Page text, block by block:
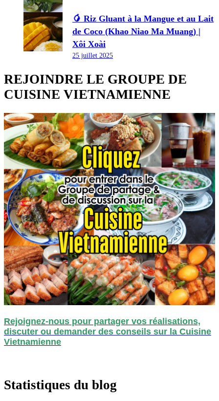
🥭 Riz Gluant à la Mangue et au Lait
de Coco (Khao Niao Ma Muang) |
Xôi Xoài
25 juillet 2025
REJOINDRE LE GROUPE DE
CUISINE VIETNAMIENNE
Rejoignez-nous pour partager vos réalisations,
discuter ou demander des conseils sur la Cuisine
Vietnamienne
Statistiques du blog